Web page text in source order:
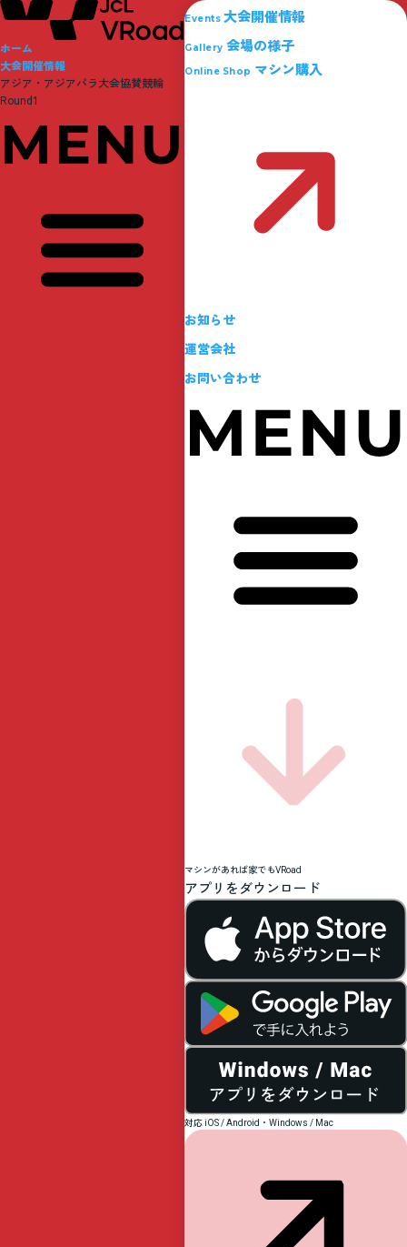
ホーム
大会開催情報
アジア・アジアパラ大会協賛競輪
Round1
Events 大会開催情報
Gallery 会場の様子
Online Shop マシン購入
お知らせ
運営会社
お問い合わせ
マシンがあれば家でもVRoad
アプリをダウンロード
対応 iOS / Android・Windows / Mac